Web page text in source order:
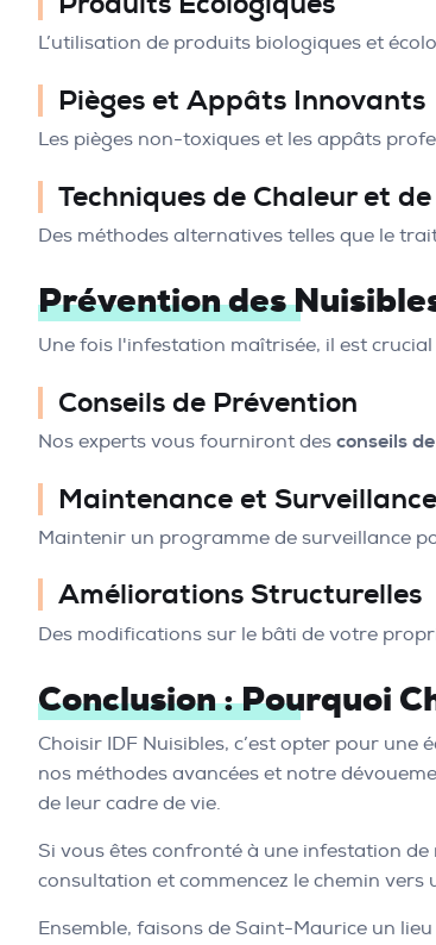
L’utilisation de produits biologiques et
Pièges et Appâts Innovants
Les pièges non-toxiques et les appâts
Techniques de Chaleur et
Des méthodes alternatives telles que le
Prévention des
Une fois l'infestation maîtrisée, il est
Conseils de Prévention
Nos experts vous fourniront des conseils
Maintenance et Surveillance
Maintenir un programme de surveillance
Améliorations Structurelles
Des modifications sur le bâti de votre
Conclusion : Pourquoi
Choisir IDF Nuisibles, c’est opter pour une
nos méthodes avancées et notre
de leur cadre de vie.
Si vous êtes confronté à une infestation de
consultation et commencez le chemin vers
Ensemble, faisons de Saint-Maurice un